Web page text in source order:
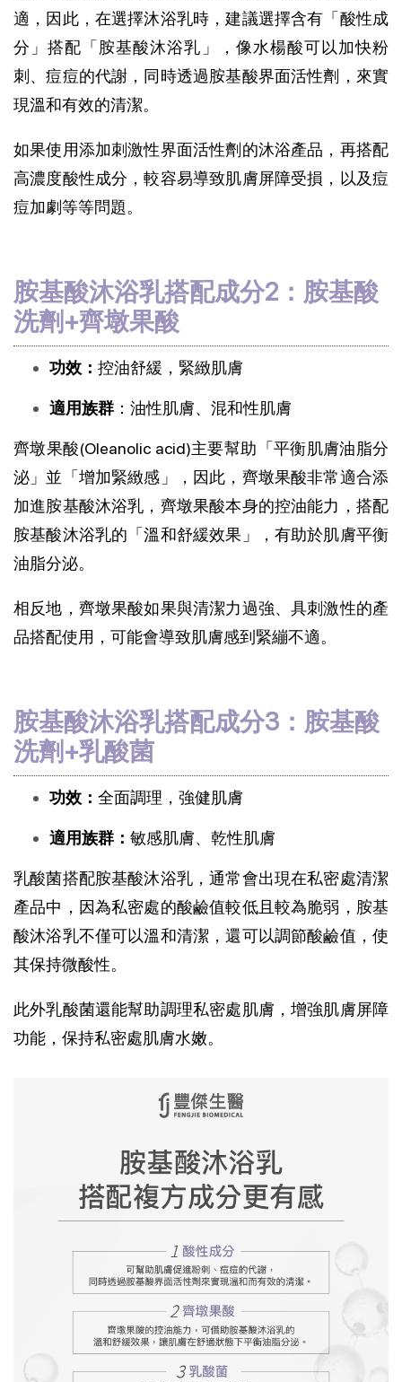
適，因此，在選擇沐浴乳時，建議選擇含有「酸性成
分」搭配「胺基酸沐浴乳」，像水楊酸可以加快粉
刺、痘痘的代謝，同時透過胺基酸界面活性劑，來實
現溫和有效的清潔。
如果使用添加刺激性界面活性劑的沐浴產品，再搭配
高濃度酸性成分，較容易導致肌膚屏障受損，以及痘
痘加劇等等問題。
胺基酸沐浴乳搭配成分2：胺基酸
洗劑+齊墩果酸
功效： 控油舒緩，緊緻肌膚
適用族群 ：油性肌膚、混和性肌膚
齊墩果酸(Oleanolic acid)主要幫助「平衡肌膚油脂分
泌」並「增加緊緻感」，因此，齊墩果酸非常適合添
加進胺基酸沐浴乳，齊墩果酸本身的控油能力，搭配
胺基酸沐浴乳的「溫和舒緩效果」，有助於肌膚平衡
油脂分泌。
相反地，齊墩果酸如果與清潔力過強、具刺激性的產
品搭配使用，可能會導致肌膚感到緊繃不適。
胺基酸沐浴乳搭配成分3：胺基酸
洗劑+乳酸菌
功效： 全面調理，強健肌膚
適用族群： 敏感肌膚、乾性肌膚
乳酸菌搭配胺基酸沐浴乳，通常會出現在私密處清潔
產品中，因為私密處的酸鹼值較低且較為脆弱，胺基
酸沐浴乳不僅可以溫和清潔，還可以調節酸鹼值，使
其保持微酸性。
此外乳酸菌還能幫助調理私密處肌膚，增強肌膚屏障
功能，保持私密處肌膚水嫩。